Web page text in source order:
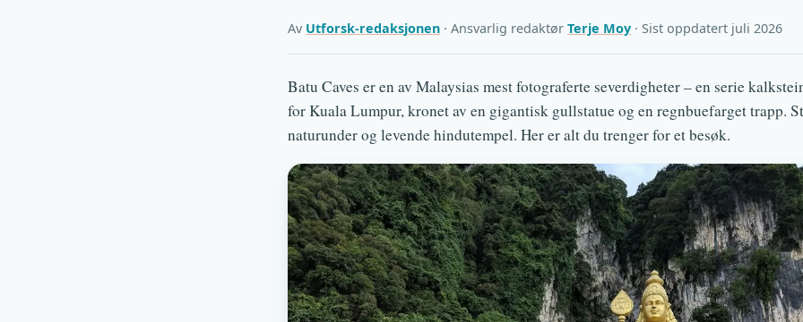
Av Utforsk-redaksjonen · Ansvarlig redaktørTerje Moy · Sist oppdatert juli 2026
Batu Caves er en av Malaysias mest fotograferte severdigheter – en serie
for Kuala Lumpur, kronet av en gigantisk gullstatue og en regnbuefarget trapp.
naturunder og levende hindutempel. Her er alt du trenger for et besøk.